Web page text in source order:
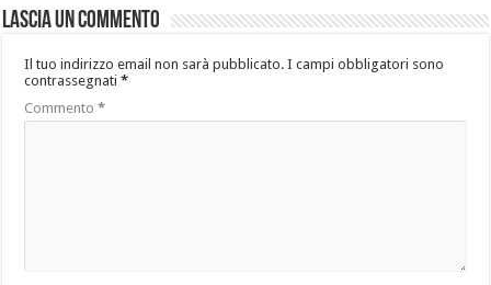
Lascia un commento
Il tuo indirizzo email non sarà pubblicato. I campi obbligatori sono
contrassegnati*
Commento*